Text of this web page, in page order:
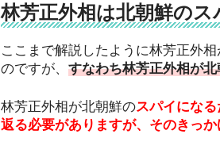
林芳正外相は北朝鮮のス
ここまで解説したように林芳正外
のですが、 すなわち林芳正外相が
林芳正外相が北朝鮮のスパイにな
返る必要がありますが、そのきっ